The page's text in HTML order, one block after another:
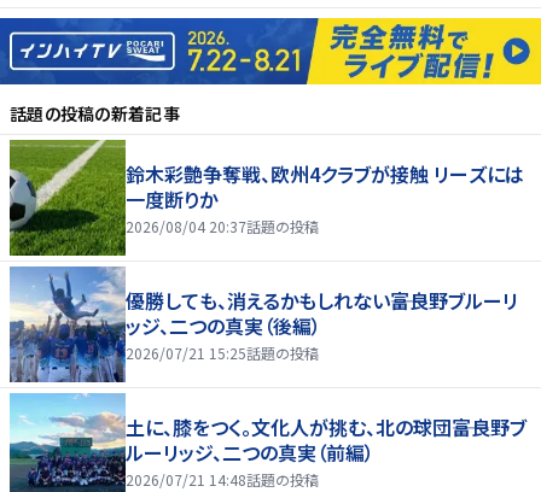
話題の投稿の新着記事
鈴木彩艶争奪戦、欧州4クラブが接触 リーズには
一度断りか
2026/08/04 20:37話題の投稿
優勝しても、消えるかもしれない――富良野ブルーリ
ッジ、二つの真実（後編）
2026/07/21 15:25話題の投稿
土に、膝をつく。文化人が挑む、北の球団――富良野ブ
ルーリッジ、二つの真実（前編）
2026/07/21 14:48話題の投稿